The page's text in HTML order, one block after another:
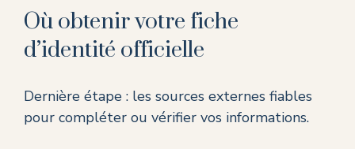
Où obtenir votre fiche
d’identité officielle
Dernière étape : les sources externes fiables
pour compléter ou vérifier vos informations.